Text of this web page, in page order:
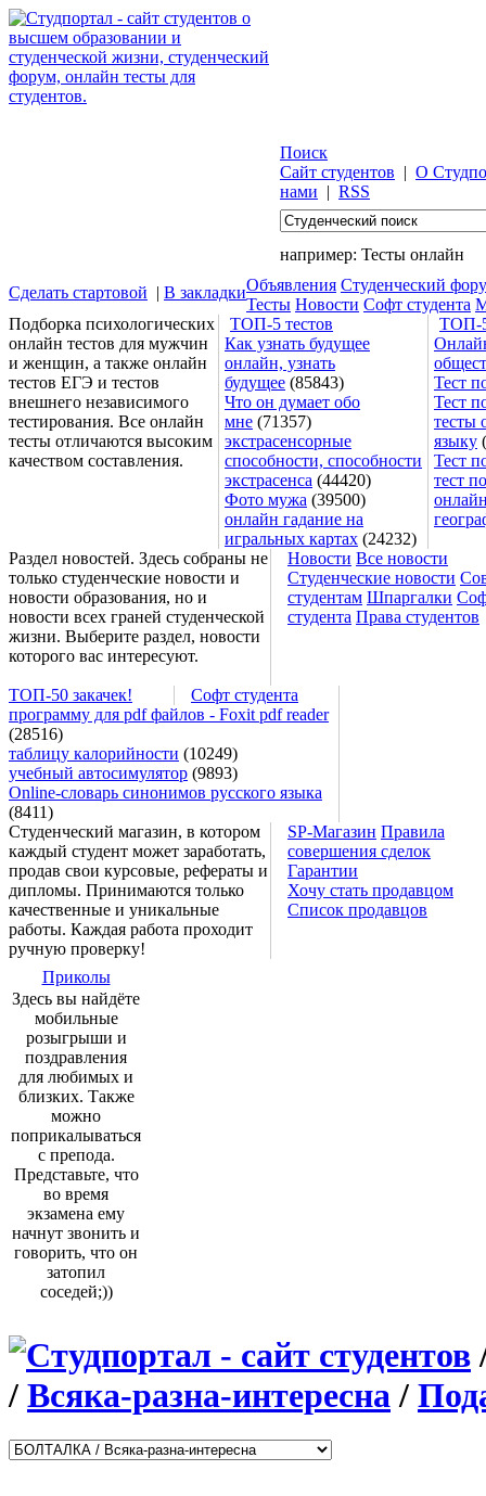
Поиск
Сайт студентов | О
нами | RSS
например: Тесты онлайн
Сделать стартовой | В закладкиОбъявления Студенческий
Тесты Новости Софт студента
Подборка психологических
онлайн тестов для мужчин
и женщин, а также онлайн
тестов ЕГЭ и тестов
внешнего независимого
тестирования. Все онлайн
тесты отличаются высоким
качеством составления.
ТОП-5 тестов
ТОП-
Как узнать будущее
онлайн, узнать
будущее (85843)
Что он думает обо
мне (71357)
экстрасенсорные
способности, способности
экстрасенса (44420)
Фото мужа (39500)
онлайн гадание на
игральных картах (24232)
Тест
Тест
тесты
языку
Тест
тест
Раздел новостей. Здесь собраны не
только студенческие новости и
новости образования, но и
новости всех граней студенческой
жизни. Выберите раздел, новости
которого вас интересуют.
Новости Все новости
Студенческие новости
студентам Шпаргалки
студента Права студентов
ТОП-50 закачек!
Софт студента
программу для pdf файлов - Foxit pdf reader
(28516)
таблицу калорийности (10249)
учебный автосимулятор (9893)
Online-словарь синонимов русского языка
(8411)
Студенческий магазин, в котором
каждый студент может заработать,
продав свои курсовые, рефераты и
дипломы. Принимаются только
качественные и уникальные
работы. Каждая работа проходит
ручную проверку!
SP-Магазин Правила
совершения сделок
Гарантии
Хочу стать продавцом
Список продавцов
Приколы
Здесь вы найдёте
мобильные
розыгрыши и
поздравления
для любимых и
близких. Также
можно
поприкалываться
с препода.
Представьте, что
во время
экзамена ему
начнут звонить и
говорить, что он
затопил
соседей;))
/ Всяка-разна-интересна/